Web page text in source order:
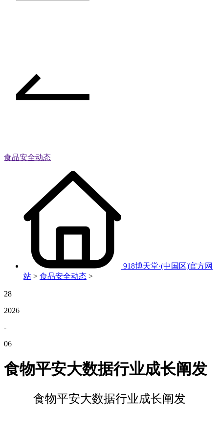
食品安全动态
918博天堂·(中国区)官方网
站 > 食品安全动态 >
28
2026
-
06
食物平安大数据行业成长阐发
食物平安大数据行业成长阐发